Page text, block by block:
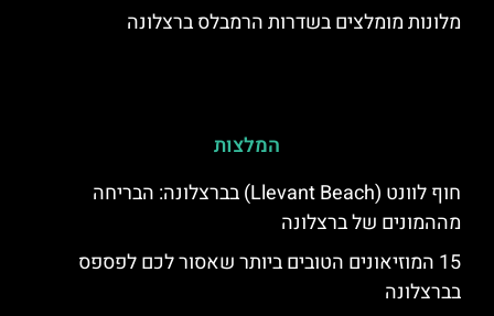
מלונות מומלצים בשדרות הרמבלס ברצלונה
המלצות
חוף לוונט (Llevant Beach) בברצלונה: הבריחה
מההמונים של ברצלונה
15 המוזיאונים הטובים ביותר שאסור לכם לפספס
בברצלונה